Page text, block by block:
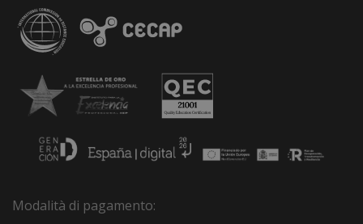
Modalità di pagamento: